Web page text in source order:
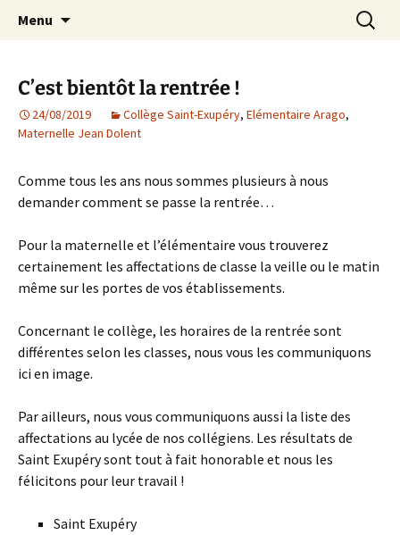
AIP Paris 14 – Association
Indépendante des Parents
d'élèves depuis 1981
Agit – s'Investit – Participe au service des
enfants du secteur scolaire Dolent-Arago-
Menu
C’est bientôt la rentrée !
24/08/2019 Collège Saint-Exupéry, Elémentaire Arago,
Maternelle Jean Dolent
Comme tous les ans nous sommes plusieurs à nous
demander comment se passe la rentrée…
Pour la maternelle et l’élémentaire vous trouverez
certainement les affectations de classe la veille ou le matin
même sur les portes de vos établissements.
Concernant le collège, les horaires de la rentrée sont
différentes selon les classes, nous vous les communiquons
ici en image.
Par ailleurs, nous vous communiquons aussi la liste des
affectations au lycée de nos collégiens. Les résultats de
Saint Exupéry sont tout à fait honorable et nous les
félicitons pour leur travail !
Saint Exupéry